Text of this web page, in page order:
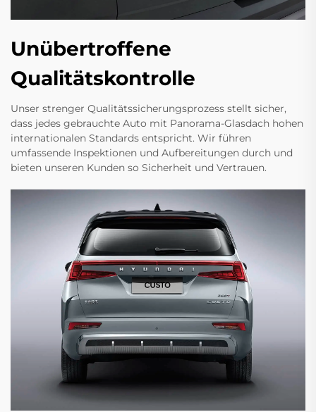
Unübertroffene
Qualitätskontrolle
Unser strenger Qualitätssicherungsprozess stellt sicher,
dass jedes gebrauchte Auto mit Panorama-Glasdach hohen
internationalen Standards entspricht. Wir führen
umfassende Inspektionen und Aufbereitungen durch und
bieten unseren Kunden so Sicherheit und Vertrauen.